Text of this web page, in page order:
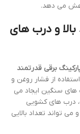
می دهد.
و درب های
برقی قدرتمند
از فشار روغن و
سنگین ایجاد می
درب های کشویی
تواند تعداد بالایی